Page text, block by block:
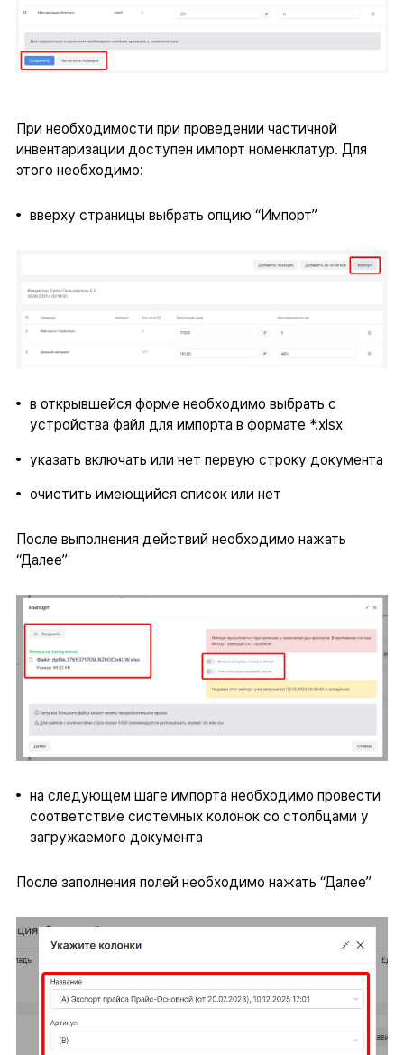
При необходимости при проведении частичной
инвентаризации доступен импорт номенклатур. Для
этого необходимо:
вверху страницы выбрать опцию “Импорт”
в открывшейся форме необходимо выбрать с
устройства файл для импорта в формате *.xlsx
указать включать или нет первую строку документа
очистить имеющийся список или нет
После выполнения действий необходимо нажать
“Далее”
на следующем шаге импорта необходимо провести
соответствие системных колонок со столбцами у
загружаемого документа
После заполнения полей необходимо нажать “Далее”